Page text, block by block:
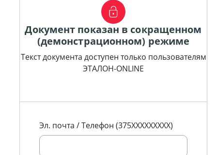
Документ показан в сокращенном
(демонстрационном) режиме
Текст документа доступен только пользователям
ЭТАЛОН-ONLINE
Эл. почта / Телефон (375XXXXXXXXX)